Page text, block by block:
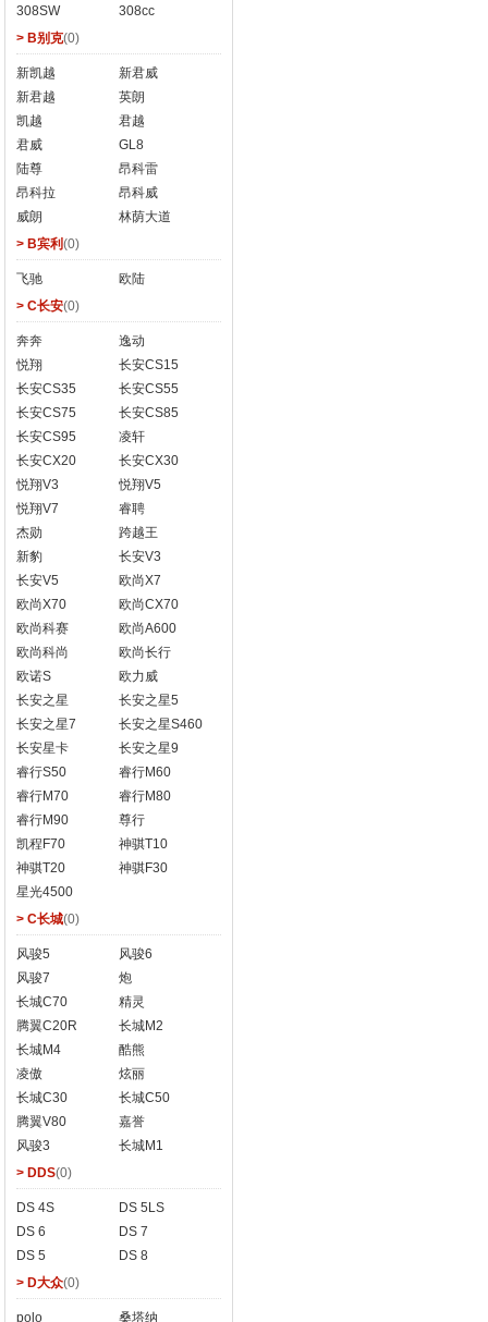
308SW
308cc
> B别克(0)
新凯越
新君威
新君越
英朗
凯越
君越
君威
GL8
陆尊
昂科雷
昂科拉
昂科威
威朗
林荫大道
> B宾利(0)
飞驰
欧陆
> C长安(0)
奔奔
逸动
悦翔
长安CS15
长安CS35
长安CS55
长安CS75
长安CS85
长安CS95
凌轩
长安CX20
长安CX30
悦翔V3
悦翔V5
悦翔V7
睿聘
杰勋
跨越王
新豹
长安V3
长安V5
欧尚X7
欧尚X70
欧尚CX70
欧尚科赛
欧尚A600
欧尚科尚
欧尚长行
欧诺S
欧力威
长安之星
长安之星5
长安之星7
长安之星S460
长安星卡
长安之星9
睿行S50
睿行M60
睿行M70
睿行M80
睿行M90
尊行
凯程F70
神骐T10
神骐T20
神骐F30
星光4500
> C长城(0)
风骏5
风骏6
风骏7
炮
长城C70
精灵
腾翼C20R
长城M2
长城M4
酷熊
凌傲
炫丽
长城C30
长城C50
腾翼V80
嘉誉
风骏3
长城M1
> DDS(0)
DS 4S
DS 5LS
DS 6
DS 7
DS 5
DS 8
> D大众(0)
polo 桑塔纳